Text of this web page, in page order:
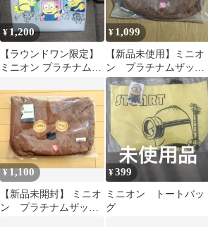
¥ 1,200
【ラウンドワン限定】
ミニオン プラチナムザ
ニオンズ
¥ 1,099
【新品未使用】ミニオ
ン プラチナムザッ
カ もふもふバッグ ボ
ブ&ティム
¥1,100
【新品未開封】 ミニオ
ン プラチナムザッ
¥399
ミニオン トートバッ
グ